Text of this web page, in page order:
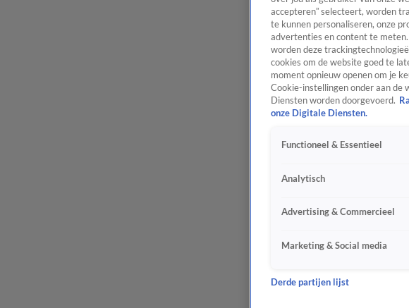
accepteren” selecteert, worden
te kunnen personaliseren, onze
advertenties en content te
worden deze
cookies om de website goed te
moment opnieuw openen om je
Cookie-instellingen onder aan de
Diensten worden doorgevoerd.
onze Digitale Diensten.
Functioneel & Essentieel
Analytisch
Advertising & Commercieel
Marketing & Social media
Derde partijen lijst